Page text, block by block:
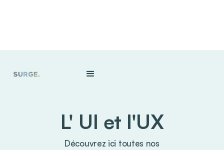
L' UI et l'UX
Découvrez ici toutes nos